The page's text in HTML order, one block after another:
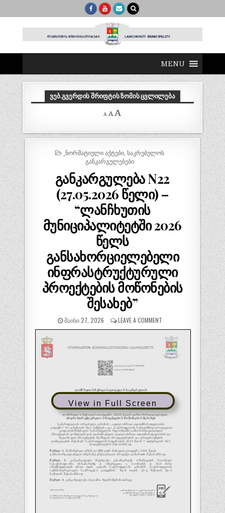
MENU
ᲕᲔᲑ.ᲒᲕᲔᲠᲓᲘᲡ ᲨᲠᲘᲤᲢᲘᲡ ᲖᲝᲛᲘᲡ ᲪᲕᲚᲘᲚᲔᲑᲐ
A
Decrease
font
A Reset
A
size.
POSTED
_ᲜᲝᲠᲛᲐᲢᲘᲣᲚᲘ ᲐᲥᲢᲔᲑᲘ,ᲡᲐᲙᲠᲔᲑᲣᲚᲝᲡ
ᲒᲐᲜᲙᲐᲠᲒᲣᲚᲔᲑᲔᲑᲘ
განკარგულება N22
(27.05.2026 წელი) –
“ლანჩხუთის
მუნიციპალიტეტში 2026
წელს
განსახორციელებელი
ინფრასტრუქტურული
პროექტების მოწონების
შესახებ”
ᲛᲐᲘᲡᲘ 27, 2026 LEAVE A COMMENT
View in Full Screen